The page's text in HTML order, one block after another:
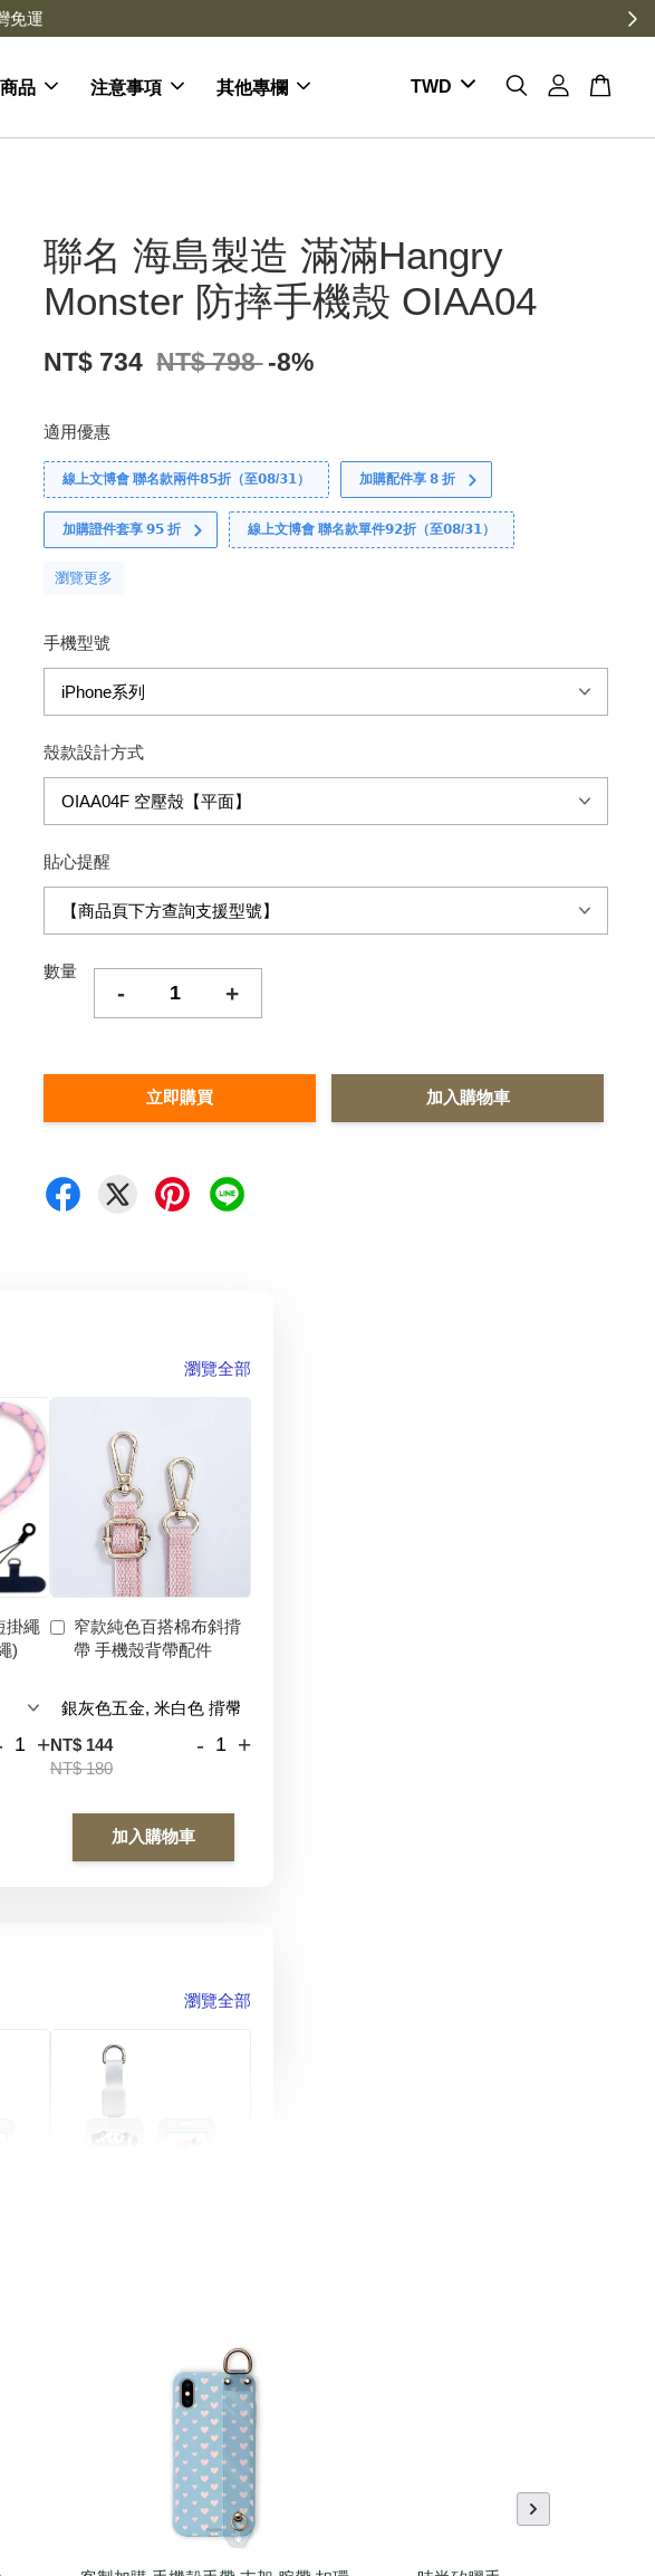
品 注意事項 其他專欄
聯名 海島製造 滿滿Hangry
Monster 防摔手機殼 OIAA04
NT$ 734 NT$ 798 -8%
適用優惠
線上文博會 聯名款兩件𝟴𝟱折（至𝟬𝟴/𝟯𝟭） 加購配件享 𝟴 折
加購證件套享 𝟵𝟱 折 線上文博會 聯名款單件𝟵𝟮折（至𝟬𝟴/𝟯𝟭）
瀏覽更多
手機型號
殼款設計方式
貼心提醒
數量
- +
立即購買 加入購物車
瀏覽全部
掛繩
)
+
窄款純色百搭棉布斜揹
帶 手機殼背帶配件
NT$ 144
NT$ 180
- +
加入購物車
瀏覽全部
- +
加入購物車